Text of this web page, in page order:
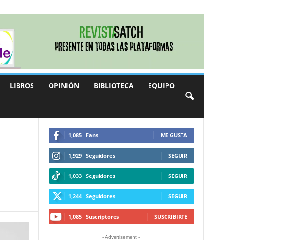
LIBROS OPINIÓN BIBLIOTECA EQUIPO
1,085 Fans ME GUSTA
1,929 Seguidores SEGUIR
1,033 Seguidores SEGUIR
1,244 Seguidores SEGUIR
1,085 Suscriptores SUSCRIBIRTE
- Advertisement -